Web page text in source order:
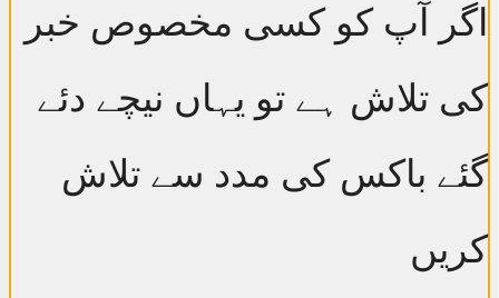
اگر آپ کو کسی مخصوص خبر
کی تلاش ہے تو یہاں نیچے دئے
گئے باکس کی مدد سے تلاش
کریں